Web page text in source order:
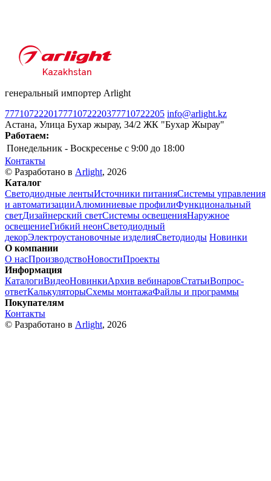
генеральный импортер Arlight
77710722201 7771072220377710722205 info@arlight.kz
Астана, Улица Бухар жырау, 34/2 ЖК "Бухар Жырау"
Работаем:
Понедельник - Воскресенье c 9:00 до 18:00
Контакты
© Разработано в Arlight, 2026
Каталог
Светодиодные лентыИсточники питанияСистемы управления
и автоматизацииАлюминиевые профилиФункциональный
светДизайнерский светСистемы освещенияНаружное
освещениеГибкий неонСветодиодный
декорЭлектроустановочные изделияСветодиоды Новинки
О компании
О насПроизводствоНовостиПроекты
Информация
КаталогиВидеоНовинкиАрхив вебинаровСтатьиВопрос-
ответКалькуляторыСхемы монтажаФайлы и программы
Покупателям
Контакты
© Разработано в Arlight, 2026